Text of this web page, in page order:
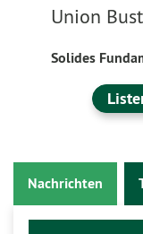
Union
Solides
Nachrichten